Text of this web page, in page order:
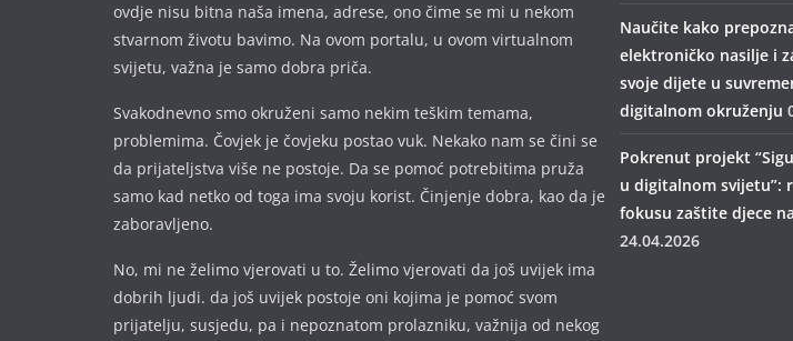
ovdje nisu bitna naša imena, adrese, ono čime se mi u nekom
stvarnom životu bavimo. Na ovom portalu, u ovom virtualnom
svijetu, važna je samo dobra priča.
Svakodnevno smo okruženi samo nekim teškim temama,
problemima. Čovjek je čovjeku postao vuk. Nekako nam se čini se
da prijateljstva više ne postoje. Da se pomoć potrebitima pruža
samo kad netko od toga ima svoju korist. Činjenje dobra, kao da je
zaboravljeno.
No, mi ne želimo vjerovati u to. Želimo vjerovati da još uvijek ima
dobrih ljudi. da još uvijek postoje oni kojima je pomoć svom
prijatelju, susjedu, pa i nepoznatom prolazniku, važnija od nekog
Naučite kako
elektroničko nasilje i
svoje dijete u
digitalnom okruženju
Pokrenut projekt
u digitalnom svijetu”:
fokusu zaštite djece
24.04.2026